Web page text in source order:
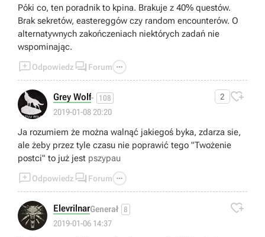
Póki co, ten poradnik to kpina. Brakuje z 40% questów.
Brak sekretów, eastereggów czy random encounterów. O
alternatywnych zakończeniach niektórych zadań nie
wspominając.
Odpowiedz  Forum 
Grey Wolf- 108
2019-01-08 20:20
2 
Ja rozumiem że można walnąć jakiegoś byka, zdarza sie,
ale żeby przez tyle czasu nie poprawić tego "Twożenie
postci" to już jest pszypau
Odpowiedz  Forum 
ElevrilnarGenerał 8
2019-01-06 14:37
